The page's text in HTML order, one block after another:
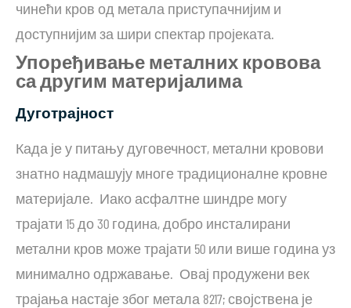
чинећи кров од метала приступачнијим и
доступнијим за шири спектар пројеката.
Упоређивање металних кровова
са другим материјалима
Дуготрајност
Када је у питању дуговечност, метални кровови
знатно надмашују многе традиционалне кровне
материјале. Иако асфалтне шиндре могу
трајати 15 до 30 година, добро инсталирани
метални кров може трајати 50 или више година уз
минимално одржавање. Овај продужени век
трајања настаје због метала 8217; својствена је